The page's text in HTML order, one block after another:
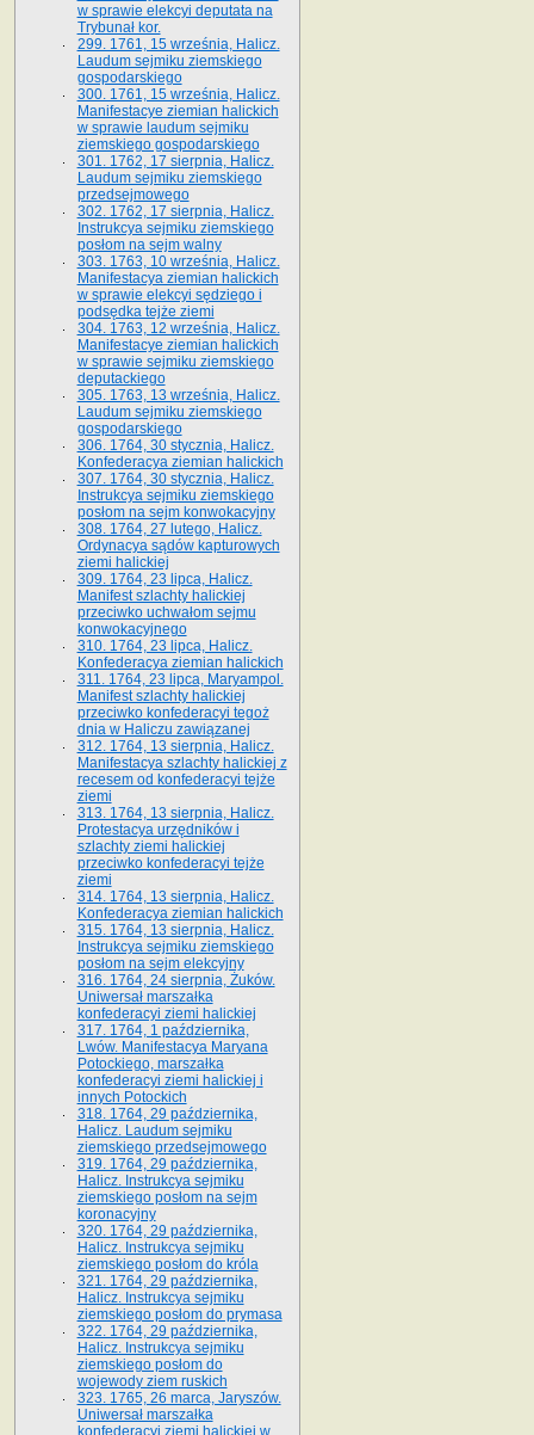
w sprawie elekcyi deputata na
Trybunał kor.
299. 1761, 15 września, Halicz.
Laudum sejmiku ziemskiego
gospodarskiego
300. 1761, 15 września, Halicz.
Manifestacye ziemian halickich
w sprawie laudum sejmiku
ziemskiego gospodarskiego
301. 1762, 17 sierpnia, Halicz.
Laudum sejmiku ziemskiego
przedsejmowego
302. 1762, 17 sierpnia, Halicz.
Instrukcya sejmiku ziemskiego
posłom na sejm walny
303. 1763, 10 września, Halicz.
Manifestacya ziemian halickich
w sprawie elekcyi sędziego i
podsędka tejże ziemi
304. 1763, 12 września, Halicz.
Manifestacye ziemian halickich
w sprawie sejmiku ziemskiego
deputackiego
305. 1763, 13 września, Halicz.
Laudum sejmiku ziemskiego
gospodarskiego
306. 1764, 30 stycznia, Halicz.
Konfederacya ziemian halickich
307. 1764, 30 stycznia, Halicz.
Instrukcya sejmiku ziemskiego
posłom na sejm konwokacyjny
308. 1764, 27 lutego, Halicz.
Ordynacya sądów kapturowych
ziemi halickiej
309. 1764, 23 lipca, Halicz.
Manifest szlachty halickiej
przeciwko uchwałom sejmu
konwokacyjnego
310. 1764, 23 lipca, Halicz.
Konfederacya ziemian halickich
311. 1764, 23 lipca, Maryampol.
Manifest szlachty halickiej
przeciwko konfederacyi tegoż
dnia w Haliczu zawiązanej
312. 1764, 13 sierpnia, Halicz.
Manifestacya szlachty halickiej z
recesem od konfederacyi tejże
ziemi
313. 1764, 13 sierpnia, Halicz.
Protestacya urzędników i
szlachty ziemi halickiej
przeciwko konfederacyi tejże
ziemi
314. 1764, 13 sierpnia, Halicz.
Konfederacya ziemian halickich
315. 1764, 13 sierpnia, Halicz.
Instrukcya sejmiku ziemskiego
posłom na sejm elekcyjny
316. 1764, 24 sierpnia, Żuków.
Uniwersał marszałka
konfederacyi ziemi halickiej
317. 1764, 1 października,
Lwów. Manifestacya Maryana
Potockiego, marszałka
konfederacyi ziemi halickiej i
innych Potockich
318. 1764, 29 października,
Halicz. Laudum sejmiku
ziemskiego przedsejmowego
319. 1764, 29 października,
Halicz. Instrukcya sejmiku
ziemskiego posłom na sejm
koronacyjny
320. 1764, 29 października,
Halicz. Instrukcya sejmiku
ziemskiego posłom do króla
321. 1764, 29 października,
Halicz. Instrukcya sejmiku
ziemskiego posłom do prymasa
322. 1764, 29 października,
Halicz. Instrukcya sejmiku
ziemskiego posłom do
wojewody ziem ruskich
323. 1765, 26 marca, Jaryszów.
Uniwersał marszałka
konfederacyi ziemi halickiej w